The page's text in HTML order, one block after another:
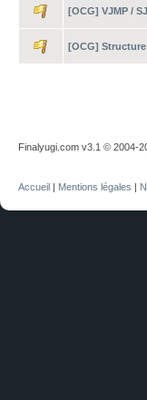
[OCG] VJMP /
[OCG]
Finalyugi.com v3.1 © 2004-
Accueil | Mentions légales |